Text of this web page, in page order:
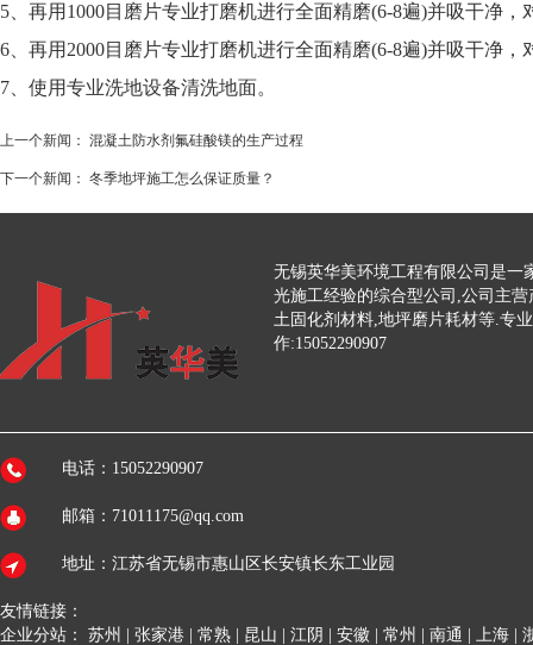
5、再用1000目磨片专业打磨机进行全面精磨(6-8遍)并吸干净
6、再用2000目磨片专业打磨机进行全面精磨(6-8遍)并吸干净，
7、使用专业洗地设备清洗地面。
上一个新闻： 混凝土防水剂氟硅酸镁的生产过程
下一个新闻： 冬季地坪施工怎么保证质量？
无锡英华美环境工程有限公司是一
光施工经验的综合型公司,公司主
土固化剂材料,地坪磨片耗材等.专
作:15052290907
电话：15052290907
邮箱：71011175@qq.com
地址：江苏省无锡市惠山区长安镇长东工业园
友情链接：
企业分站： 苏州 张家港 常熟 昆山 江阴 安徽 常州 南通 上海